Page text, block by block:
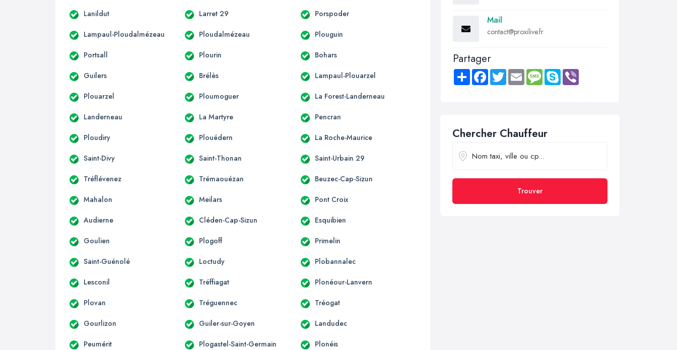
Lanildut Larret 29 Porspoder
Lampaul-Ploudalmézeau Ploudalmézeau Plouguin
Portsall Plourin Bohars
Guilers Brélès Lampaul-Plouarzel
Plouarzel Ploumoguer La Forest-Landerneau
Landerneau La Martyre Pencran
Ploudiry Plouédern La Roche-Maurice
Saint-Divy Saint-Thonan Saint-Urbain 29
Tréflévenez Trémaouézan Beuzec-Cap-Sizun
Mahalon Meilars Pont Croix
Audierne Cléden-Cap-Sizun Esquibien
Goulien Plogoff Primelin
Saint-Guénolé Loctudy Plobannalec
Lesconil Tréffiagat Plonéour-Lanvern
Plovan Tréguennec Tréogat
Gourlizon Guiler-sur-Goyen Landudec
Peumérit Plogastel-Saint-Germain Plonéis
Mail
contact@proxilive.fr
Partager
Share FacebookTwitter Email MessageSkype
Chercher Chauffeur
Trouver